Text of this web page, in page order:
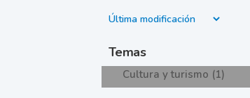
Temas
Cultura y turismo (1)